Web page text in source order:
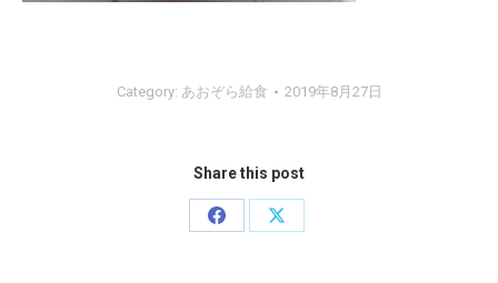
Category: あおぞら給食 2019年8月27日
Share this post
Share
Share